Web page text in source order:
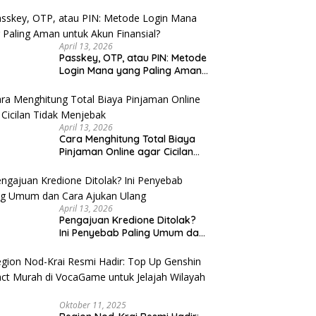
April 13, 2026
Passkey, OTP, atau PIN: Metode
Login Mana yang Paling Aman
April 13, 2026
Cara Menghitung Total Biaya
Pinjaman Online agar Cicilan
April 13, 2026
Pengajuan Kredione Ditolak?
Ini Penyebab Paling Umum dan
Oktober 11, 2025